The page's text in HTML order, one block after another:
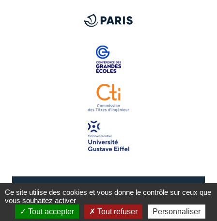
Mentions légales Plan du site
Ce site utilise des cookies et vous donne le contrôle sur ceux que
vous souhaitez activer
Tout accepter
Tout refuser Personnaliser